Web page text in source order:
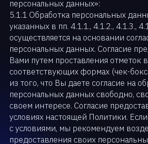
персональных данных»:
5.1.1 Обработка персональных
указанных в пп. 4.1.1., 4.1.2., 4.1.3.,
осуществляется на основании
персональных данных. Согласие
Вами путем проставления отметок в
соответствующих формах (чек-
из того, что Вы даете согласие на
персональных данных свободно,
своем интересе. Согласие
условиях настоящей Политики.
с условиями, мы рекомендуем
предоставления своих